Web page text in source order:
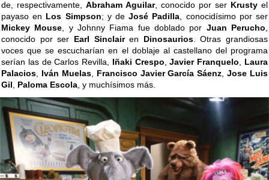
de, respectivamente, Abraham Aguilar, conocido por ser Krusty el
payaso en Los Simpson; y deJosé Padilla, conocidísimo por ser
Mickey Mouse, y Johnny Fiama fue doblado por Juan Perucho,
conocido por ser Earl Sinclairen Dinosaurios. Otras grandiosas
voces que se escucharían en el doblaje al castellano del programa
serían las de Carlos Revilla, Iñaki Crespo,Javier Franquelo, Laura
Palacios, Iván Muelas, Francisco Javier García Sáenz,Jose Luis
Gil, Paloma Escola, y muchísimos más.